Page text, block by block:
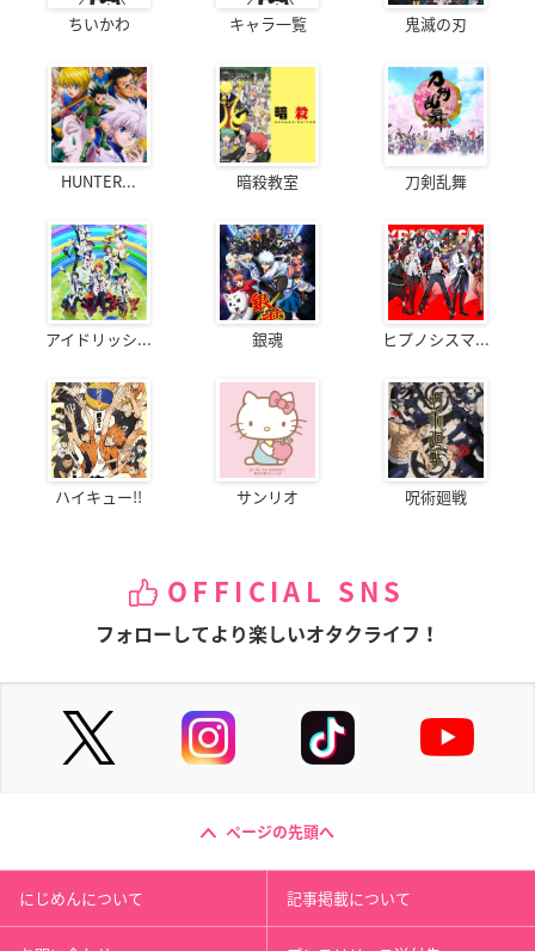
ちいかわ キャラ一覧 鬼滅の刃
HUNTER... 暗殺教室 刀剣乱舞
アイドリッシ... 銀魂 ヒプノシスマ...
ハイキュー!! サンリオ 呪術廻戦
OFFICIAL SNS
フォローしてより楽しいオタクライフ！
ページの先頭へ
にじめんについて 記事掲載について